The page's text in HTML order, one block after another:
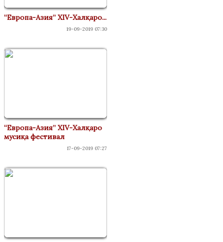
“Европа-Азия” XIV-Халқаро...
19-09-2019 07:30
“Европа-Азия” XIV-Халқаро
мусиқа фестивал
17-09-2019 07:27